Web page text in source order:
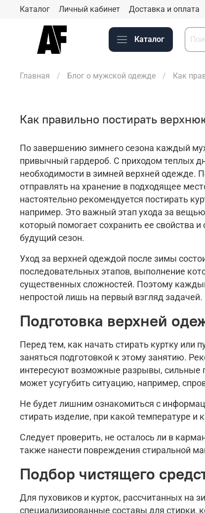
Каталог Личный кабинет Доставка и оплата
Каталог
Главная Блог о мужской одежде Как
Как правильно постирать
По завершению зимнего сезона каждый
привычный гардероб. С приходом теплых
необходимости в зимней верхней одежде.
отправлять на хранение в подходящее
настоятельно рекомендуется постирать
например. Это важный этап ухода за
который помогает сохранить ее свойства
будущий сезон.
Уход за верхней одеждой после зимы
последовательных этапов, выполнение
существенных сложностей. Поэтому
непростой лишь на первый взгляд задачей.
Подготовка верхней
Перед тем, как начать стирать куртку или
заняться подготовкой к этому занятию.
интересуют возможные разрывы, сильные
может усугубить ситуацию, например,
Не будет лишним ознакомиться с
стирать изделие, при какой температуре и
Следует проверить, не осталось ли в
также нанести повреждения стиральной
Подбор чистящего
Для пуховиков и курток, рассчитанных на
специализированные составы для стирки,